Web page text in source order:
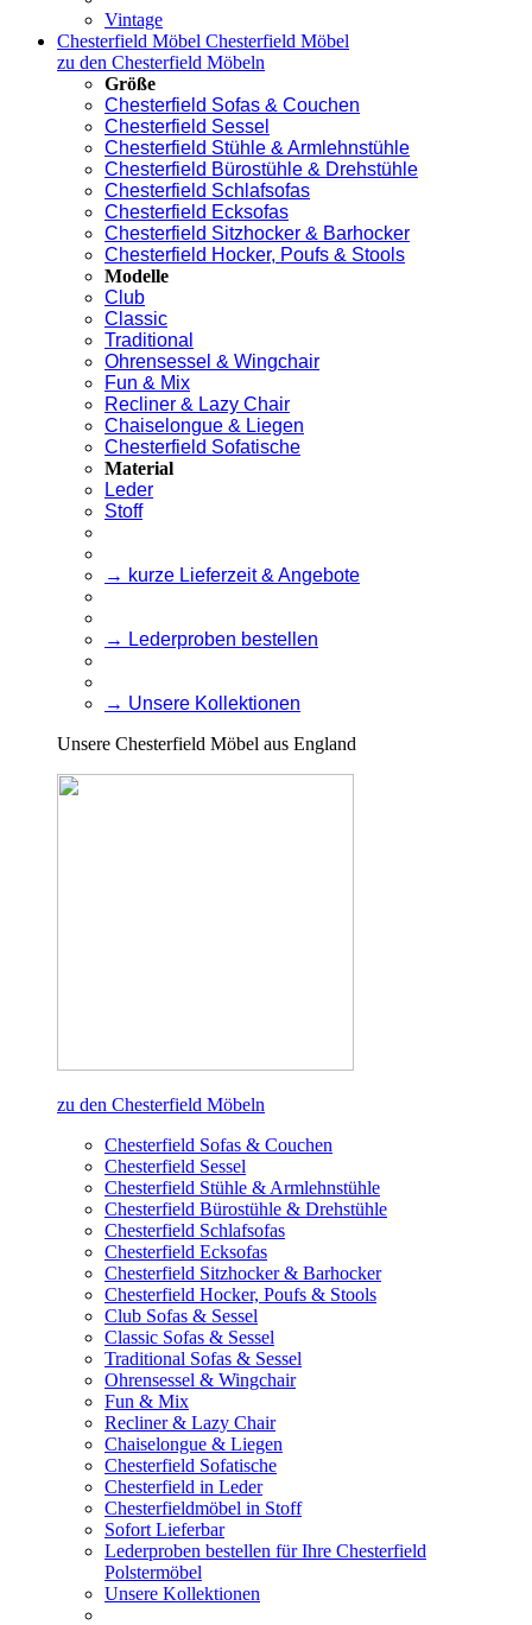
Vintage
Chesterfield Möbel Chesterfield Möbel
zu den Chesterfield Möbeln
Größe
Chesterfield Sofas & Couchen
Chesterfield Sessel
Chesterfield Stühle & Armlehnstühle
Chesterfield Bürostühle & Drehstühle
Chesterfield Schlafsofas
Chesterfield Ecksofas
Chesterfield Sitzhocker & Barhocker
Chesterfield Hocker, Poufs & Stools
Modelle
Club
Classic
Traditional
Ohrensessel & Wingchair
Fun & Mix
Recliner & Lazy Chair
Chaiselongue & Liegen
Chesterfield Sofatische
Material
Leder
Stoff
→ kurze Lieferzeit & Angebote
→ Lederproben bestellen
→ Unsere Kollektionen
Unsere Chesterfield Möbel aus England
zu den Chesterfield Möbeln
Chesterfield Sofas & Couchen
Chesterfield Sessel
Chesterfield Stühle & Armlehnstühle
Chesterfield Bürostühle & Drehstühle
Chesterfield Schlafsofas
Chesterfield Ecksofas
Chesterfield Sitzhocker & Barhocker
Chesterfield Hocker, Poufs & Stools
Club Sofas & Sessel
Classic Sofas & Sessel
Traditional Sofas & Sessel
Ohrensessel & Wingchair
Fun & Mix
Recliner & Lazy Chair
Chaiselongue & Liegen
Chesterfield Sofatische
Chesterfield in Leder
Chesterfieldmöbel in Stoff
Sofort Lieferbar
Lederproben bestellen für Ihre Chesterfield
Polstermöbel
Unsere Kollektionen